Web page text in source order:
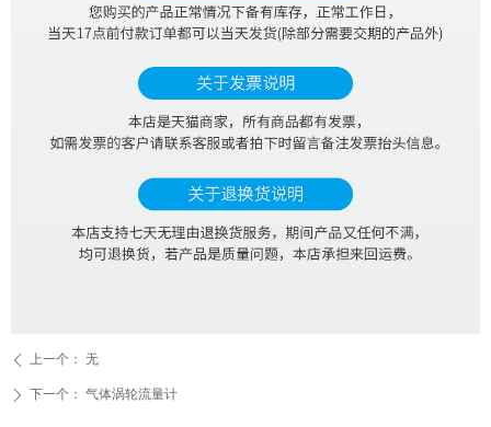
ꄴ 上一个： 无
ꄲ 下一个： 气体涡轮流量计